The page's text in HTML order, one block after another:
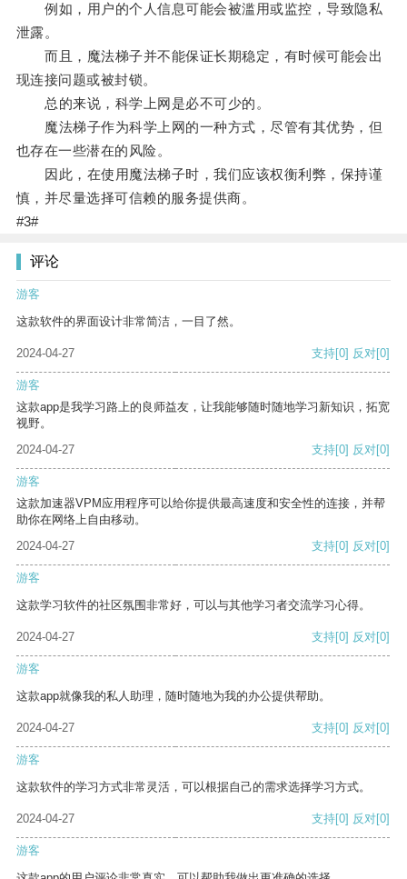
例如，用户的个人信息可能会被滥用或监控，导致隐私
泄露。
而且，魔法梯子并不能保证长期稳定，有时候可能会出
现连接问题或被封锁。
总的来说，科学上网是必不可少的。
魔法梯子作为科学上网的一种方式，尽管有其优势，但
也存在一些潜在的风险。
因此，在使用魔法梯子时，我们应该权衡利弊，保持谨
慎，并尽量选择可信赖的服务提供商。
#3#
评论
游客
这款软件的界面设计非常简洁，一目了然。
2024-04-27 支持[0] 反对[0]
游客
这款app是我学习路上的良师益友，让我能够随时随地学习新知识，拓宽
视野。
2024-04-27
支持[0] 反对[0]
游客
这款加速器VPM应用程序可以给你提供最高速度和安全性的连接，并帮
助你在网络上自由移动。
2024-04-27
支持[0] 反对[0]
游客
这款学习软件的社区氛围非常好，可以与其他学习者交流学习心得。
2024-04-27 支持[0] 反对[0]
游客
这款app就像我的私人助理，随时随地为我的办公提供帮助。
2024-04-27 支持[0] 反对[0]
游客
这款软件的学习方式非常灵活，可以根据自己的需求选择学习方式。
2024-04-27 支持[0] 反对[0]
游客